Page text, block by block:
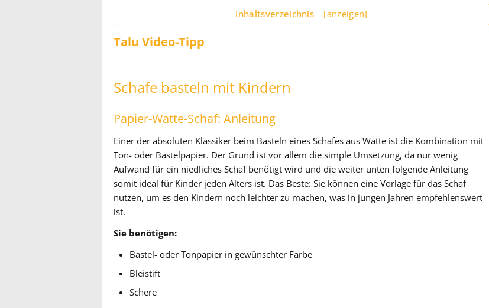
Inhaltsverzeichnis [anzeigen]
Talu Video-Tipp
Schafe basteln mit Kindern
Papier-Watte-Schaf: Anleitung
Einer der absoluten Klassiker beim Basteln eines Schafes aus Watte ist die Kombination mit
Ton- oder Bastelpapier. Der Grund ist vor allem die simple Umsetzung, da nur wenig
Aufwand für ein niedliches Schaf benötigt wird und die weiter unten folgende Anleitung
somit ideal für Kinder jeden Alters ist. Das Beste: Sie können eine Vorlage für das Schaf
nutzen, um es den Kindern noch leichter zu machen, was in jungen Jahren empfehlenswert
ist.
Sie benötigen:
Bastel- oder Tonpapier in gewünschter Farbe
Bleistift
Schere